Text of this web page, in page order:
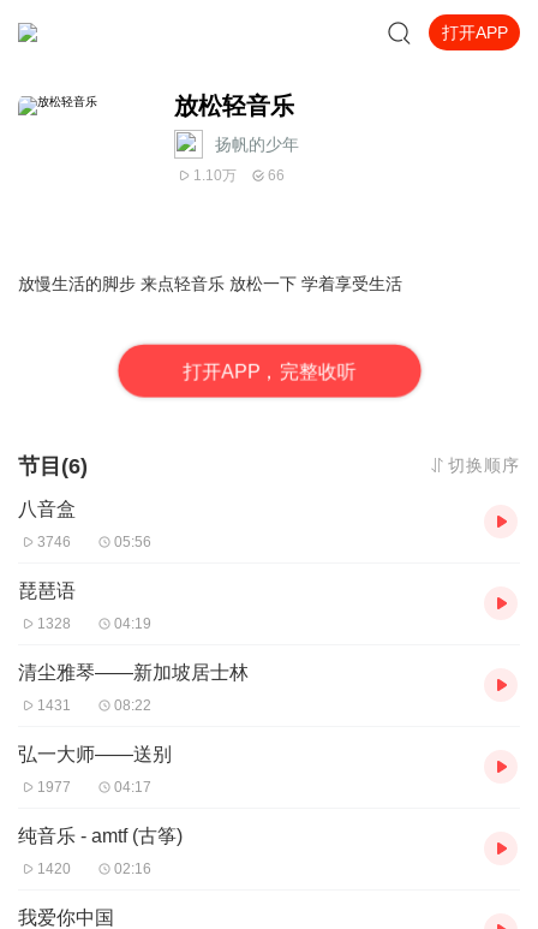
打开APP
放松轻音乐
扬帆的少年
1.10万 66
放慢生活的脚步 来点轻音乐 放松一下 学着享受生活
打开APP，完整收听
节目(6) 切换顺序
八音盒
3746 05:56
琵琶语
1328 04:19
清尘雅琴——新加坡居士林
1431 08:22
弘一大师——送别
1977 04:17
纯音乐 - amtf (古筝)
1420 02:16
我爱你中国